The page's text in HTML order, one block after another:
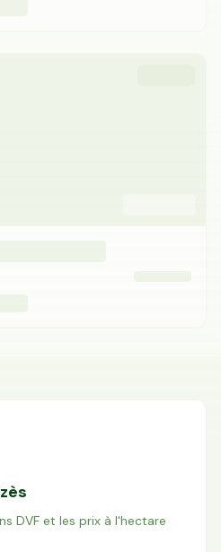
DVF et les prix à l'hectare